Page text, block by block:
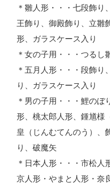
＊雛人形・・・七段飾り
王飾り、御殿飾り、立雛
形、ガラスケース入り
＊女の子用・・・つるし
＊五月人形・・・段飾り
り、ガラスケース入り
＊男の子用・・・鯉のぼ
形、桃太郎人形、鍾馗様
皇（じんむてんのう）、
り、破魔矢
＊日本人形・・・市松人
京人形・やまと人形・奈